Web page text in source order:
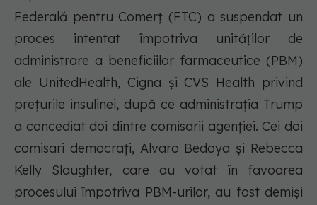
Federală pentru Comerț (FTC) a suspendat un
proces intentat împotriva unităților de
administrare a beneficiilor farmaceutice (PBM)
ale UnitedHealth, Cigna și CVS Health privind
prețurile insulinei, după ce administrația Trump
a concediat doi dintre comisarii agenției. Cei doi
comisari democrați, Alvaro Bedoya și Rebecca
Kelly Slaughter, care au votat în favoarea
procesului împotriva PBM-urilor, au fost demiși